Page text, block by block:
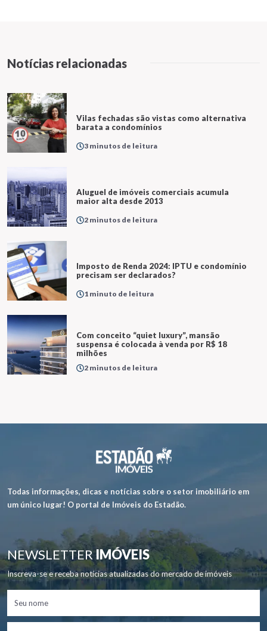
Notícias relacionadas
Vilas fechadas são vistas como alternativa
barata a condomínios
3 minutos de leitura
Aluguel de imóveis comerciais acumula
maior alta desde 2013
2 minutos de leitura
Imposto de Renda 2024: IPTU e condomínio
precisam ser declarados?
1 minuto de leitura
Com conceito “quiet luxury”, mansão
suspensa é colocada à venda por R$ 18
milhões
2 minutos de leitura
Todas informações, dicas e notícias sobre o setor imobiliário em
um único lugar! O portal de Imóveis do Estadão.
NEWSLETTERIMÓVEIS
Inscreva-se e receba notícias atualizadas do mercado de imóveis